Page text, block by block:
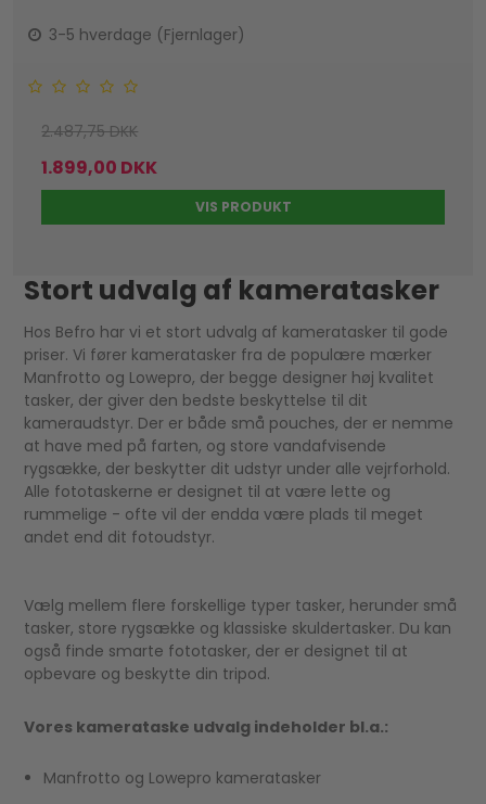
3-5 hverdage (Fjernlager)
2.487,75 DKK
1.899,00 DKK
VIS PRODUKT
Stort udvalg af kameratasker
Hos Befro har vi et stort udvalg af kameratasker til gode
priser. Vi fører kameratasker fra de populære mærker
Manfrotto og Lowepro, der begge designer høj kvalitet
tasker, der giver den bedste beskyttelse til dit
kameraudstyr. Der er både små pouches, der er nemme
at have med på farten, og store vandafvisende
rygsække, der beskytter dit udstyr under alle vejrforhold.
Alle fototaskerne er designet til at være lette og
rummelige - ofte vil der endda være plads til meget
andet end dit fotoudstyr.
Vælg mellem flere forskellige typer tasker, herunder små
tasker, store rygsække og klassiske skuldertasker. Du kan
også finde smarte fototasker, der er designet til at
opbevare og beskytte din tripod.
Vores kamerataske udvalg indeholder bl.a.:
Manfrotto og Lowepro kameratasker